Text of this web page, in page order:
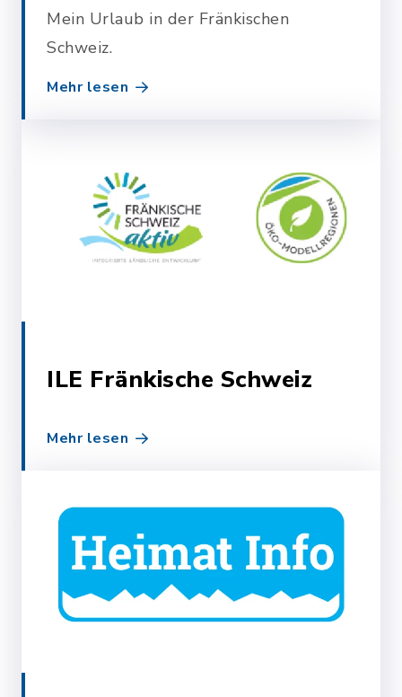
Mein Urlaub in der Fränkischen
Schweiz.
Mehr lesen
ILE Fränkische Schweiz
Mehr lesen